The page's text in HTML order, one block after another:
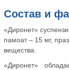
Состав и
«Диронет»
памоат – 15 мг,
вещества.
«Диронет»